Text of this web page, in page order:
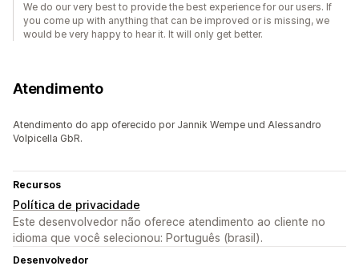
We do our very best to provide the best experience for our users. If
you come up with anything that can be improved or is missing, we
would be very happy to hear it. It will only get better.
Atendimento
Atendimento do app oferecido por Jannik Wempe und Alessandro
Volpicella GbR.
Recursos
Política de privacidade
Este desenvolvedor não oferece atendimento ao cliente no
idioma que você selecionou: Português (brasil).
Desenvolvedor